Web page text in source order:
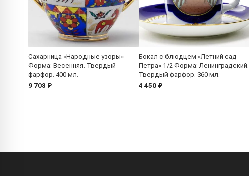
Сахарница «Народные узоры»
Форма: Весенняя. Твердый
фарфор. 400 мл.
9 708 ₽
Бокал с блюдцем «Летний сад
Петра» 1/2 Форма: Ленинградский.
Твердый фарфор. 360 мл.
4 450 ₽